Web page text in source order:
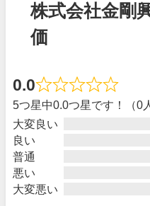
株式会社金剛
価
0.0
5つ星中0.0つ星です！（0
大変良い
良い
普通
悪い
大変悪い